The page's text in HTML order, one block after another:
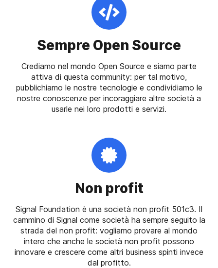
Sempre Open Source
Crediamo nel mondo Open Source e siamo parte
attiva di questa community: per tal motivo,
pubblichiamo le nostre tecnologie e condividiamo le
nostre conoscenze per incoraggiare altre società a
usarle nei loro prodotti e servizi.
Non profit
Signal Foundation è una società non profit 501c3. Il
cammino di Signal come società ha sempre seguito la
strada del non profit: vogliamo provare al mondo
intero che anche le società non profit possono
innovare e crescere come altri business spinti invece
dal profitto.